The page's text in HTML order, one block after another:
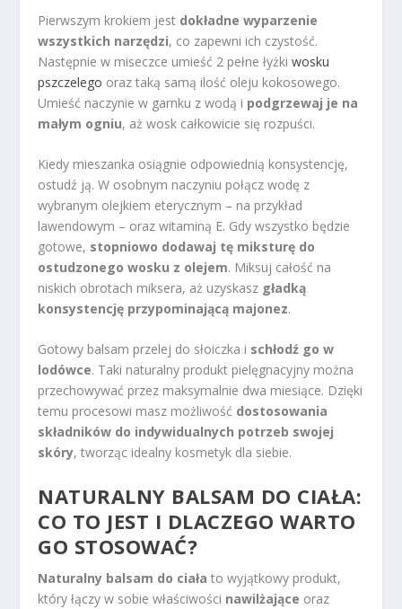
Pierwszym krokiem jest dokładne wyparzenie
wszystkich narzędzi, co zapewni ich czystość.
Następnie w miseczce umieść 2 pełne łyżkiwosku
pszczelego oraz taką samą ilość oleju kokosowego.
Umieść naczynie w garnku z wodą i podgrzewaj je na
małym ogniu, aż wosk całkowicie się rozpuści.
Kiedy mieszanka osiągnie odpowiednią konsystencję,
ostudź ją. W osobnym naczyniu połącz wodę z
wybranym olejkiem eterycznym – na przykład
lawendowym – oraz witaminą E. Gdy wszystko będzie
gotowe, stopniowo dodawaj tę miksturę do
ostudzonego wosku z olejem. Miksuj całość na
niskich obrotach miksera, aż uzyskasz gładką
konsystencję przypominającą majonez.
Gotowy balsam przelej do słoiczka i schłodź go w
lodówce. Taki naturalny produkt pielęgnacyjny można
przechowywać przez maksymalnie dwa miesiące. Dzięki
temu procesowi masz możliwość dostosowania
składników do indywidualnych potrzeb swojej
skóry, tworząc idealny kosmetyk dla siebie.
NATURALNY BALSAM DO CIAŁA:
CO TO JEST I DLACZEGO WARTO
GO STOSOWAĆ?
Naturalny balsam do ciała to wyjątkowy produkt,
który łączy w sobie właściwości nawilżające oraz